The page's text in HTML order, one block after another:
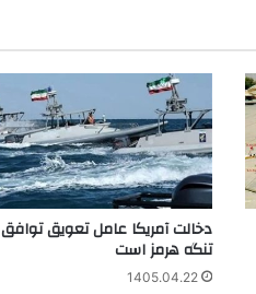
دخالت آمریکا عامل تعویق توافق
تنگه هرمز است
1405.04.22